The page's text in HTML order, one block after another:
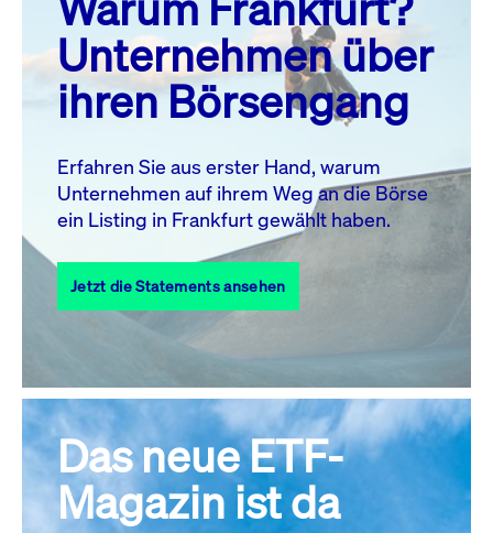
MO. DI. MI. DO. FR. SA. SO.
1
2
3
4 5 6 7 8
10 11 13 14
17
18 19 20 21 22
23
27 28
31
Alle Events
Unternehmen über
ihren Börsengang
Erfahren Sie aus erster Hand, warum
Unternehmen auf ihrem Weg an die Börse
ein Listing in Frankfurt gewählt haben.
Jetzt die Statements ansehen
Das neue ETF-
Magazin ist da